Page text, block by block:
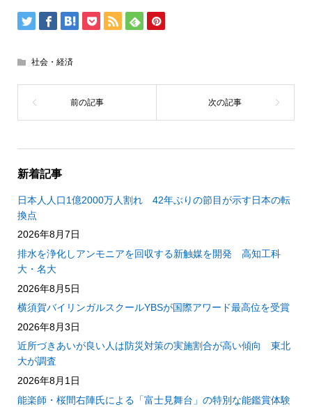
社会・経済
新着記事
日本人人口1億2000万人割れ 42年ぶりの節目が示す日本の転
換点
2026年8月7日
排水を浄化しアンモニアを回収する新触媒を開発 高知工科
大・名大
2026年8月5日
横須賀バイリンガルスクールYBSが国際アワード最高位を受賞
2026年8月3日
近所づきあいが良い人は防災対策の実施割合が高い傾向 東北
大が調査
2026年8月1日
能楽師・桜間右陣氏による「富士見舞台」の特別な能鑑賞体験